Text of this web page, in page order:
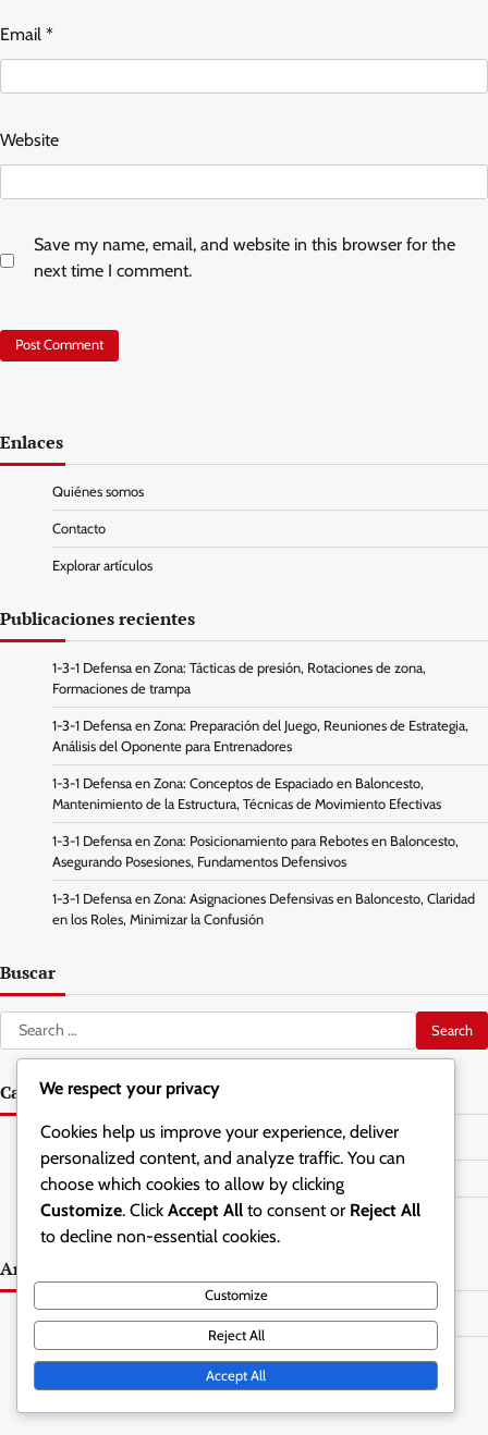
Email *
Website
Save my name, email, and website in this browser for the
next time I comment.
Enlaces
Quiénes somos
Contacto
Explorar artículos
Publicaciones recientes
1-3-1 Defensa en Zona: Tácticas de presión, Rotaciones de zona,
Formaciones de trampa
1-3-1 Defensa en Zona: Preparación del Juego, Reuniones de Estrategia,
Análisis del Oponente para Entrenadores
1-3-1 Defensa en Zona: Conceptos de Espaciado en Baloncesto,
Mantenimiento de la Estructura, Técnicas de Movimiento Efectivas
1-3-1 Defensa en Zona: Posicionamiento para Rebotes en Baloncesto,
Asegurando Posesiones, Fundamentos Defensivos
1-3-1 Defensa en Zona: Asignaciones Defensivas en Baloncesto, Claridad
en los Roles, Minimizar la Confusión
Buscar
Search
for:
Categorías
Estrategias defensivas en la defensa en zona 1-3-1
Posicionamiento de Jugadores en la Defensa en Zona 1-3-1
Técnicas de entrenamiento para defensa en zona 1-3-1
Archivo
February 2026
January 2026
We respect your privacy
Cookies help us improve your experience, deliver
personalized content, and analyze traffic. You can
choose which cookies to allow by clicking
Customize. Click Accept All to consent or Reject All
to decline non-essential cookies.
Customize
Reject All
Accept All